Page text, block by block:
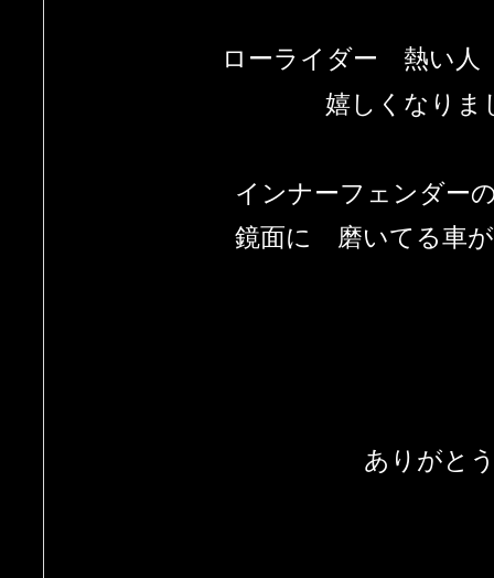
ローライダー 熱い
嬉しくなりま
インナーフェンダー
鏡面に 磨いてる車
ありがと